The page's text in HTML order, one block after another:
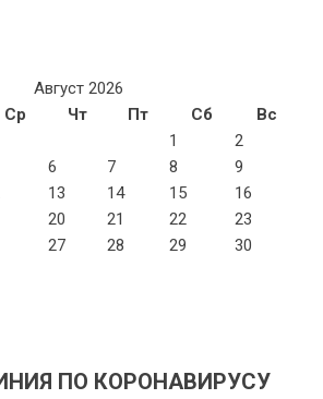
Август 2026
Ср Чт Пт Сб
Вс
1
2
6 7 8
9
13 14 15
16
20 21 22
23
27 28 29
30
ПО КОРОНАВИРУСУ